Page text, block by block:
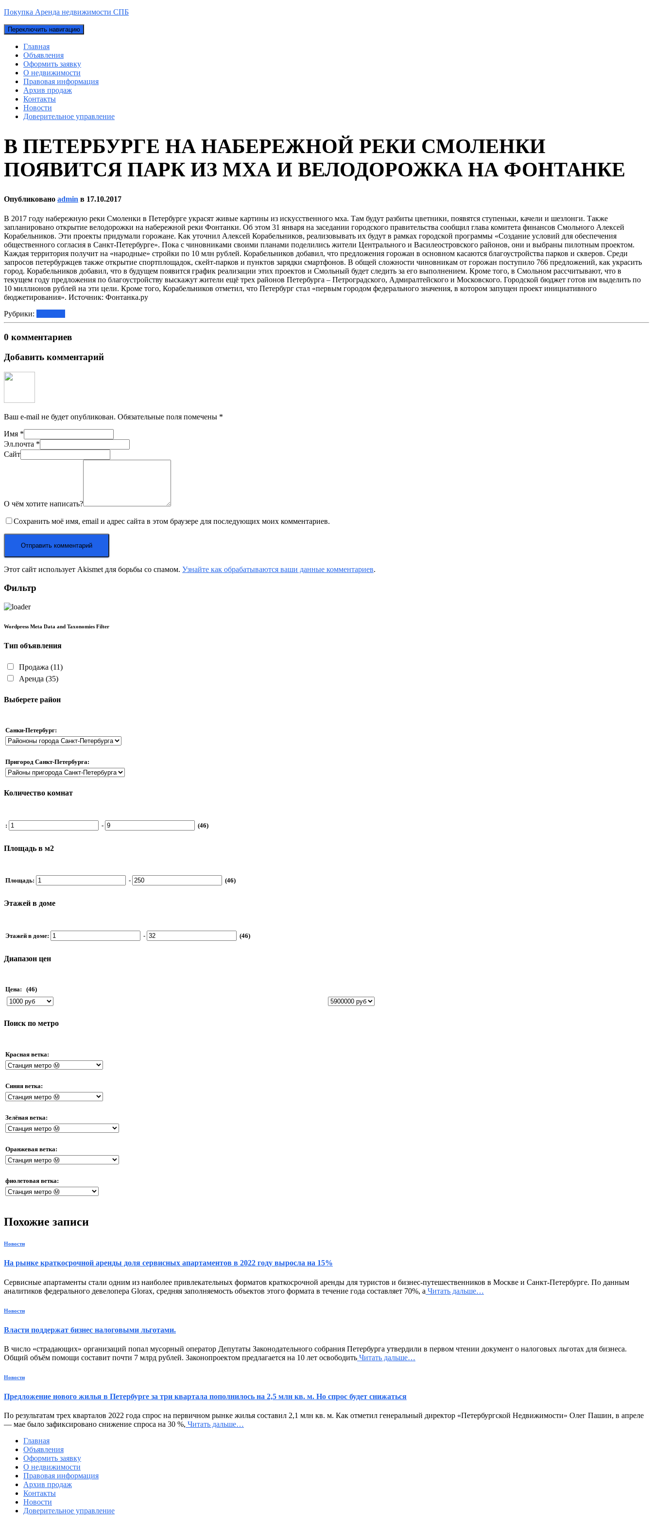
Покупка Аренда недвижимости СПБ
Переключить навигацию
Главная
Объявления
Оформить заявку
О недвижимости
Правовая информация
Архив продаж
Контакты
Новости
Доверительное управление
В ПЕТЕРБУРГЕ НА НАБЕРЕЖНОЙ РЕКИ СМОЛЕНКИ
ПОЯВИТСЯ ПАРК ИЗ МХА И ВЕЛОДОРОЖКА НА ФОНТАНКЕ
Опубликовано admin в 17.10.2017
В 2017 году набережную реки Смоленки в Петербурге украсят живые картины из искусственного мха. Там будут разбиты цветники, появятся ступеньки, качели и шезлонги. Также
запланировано открытие велодорожки на набережной реки Фонтанки. Об этом 31 января на заседании городского правительства сообщил глава комитета финансов Смольного Алексей
Корабельников. Эти проекты придумали горожане. Как уточнил Алексей Корабельников, реализовывать их будут в рамках городской программы «Создание условий для обеспечения
общественного согласия в Санкт-Петербурге». Пока с чиновниками своими планами поделились жители Центрального и Василеостровского районов, они и выбраны пилотным проектом.
Каждая территория получит на «народные» стройки по 10 млн рублей. Корабельников добавил, что предложения горожан в основном касаются благоустройства парков и скверов. Среди
запросов петербуржцев также открытие спортплощадок, скейт-парков и пунктов зарядки смартфонов. В общей сложности чиновникам от горожан поступило 766 предложений, как украсить
город. Корабельников добавил, что в будущем появится график реализации этих проектов и Смольный будет следить за его выполнением. Кроме того, в Смольном рассчитывают, что в
текущем году предложения по благоустройству выскажут жители ещё трех районов Петербурга – Петроградского, Адмиралтейского и Московского. Городской бюджет готов им выделить по
10 миллионов рублей на эти цели. Кроме того, Корабельников отметил, что Петербург стал «первым городом федерального значения, в котором запущен проект инициативного
бюджетирования». Источник: Фонтанка.ру
Рубрики:
0 комментариев
Добавить комментарий
Ваш e-mail не будет опубликован. Обязательные поля помечены *
Имя *
Эл.почта *
Сайт
О чём хотите написать?
Сохранить моё имя, email и адрес сайта в этом браузере для последующих моих комментариев.
Этот сайт использует Akismet для борьбы со спамом. Узнайте как обрабатываются ваши данные комментариев.
Фильтр
Wordpress Meta Data and Taxonomies Filter
Тип объявления
Продажа (11)
Аренда (35)
Выберете район
Санки-Петербург:
Пригород Санкт-Петербурга:
Количество комнат
: - (46)
Площадь в м2
Площадь: - (46)
Этажей в доме
Этажей в доме: - (46)
Диапазон цен
Цена: (46)
Поиск по метро
Красная ветка:
Синяя ветка:
Зелёная ветка:
Оранжевая ветка:
фиолетовая ветка:
Похожие записи
Новости
На рынке краткосрочной аренды доля сервисных апартаментов в 2022 году выросла на 15%
Сервисные апартаменты стали одним из наиболее привлекательных форматов краткосрочной аренды для туристов и бизнес-путешественников в Москве и Санкт-Петербурге. По данным
аналитиков федерального девелопера Glorax, средняя заполняемость объектов этого формата в течение года составляет 70%, а Читать дальше…
Новости
Власти поддержат бизнес налоговыми льготами.
В число «страдающих» организаций попал мусорный оператор Депутаты Законодательного собрания Петербурга утвердили в первом чтении документ о налоговых льготах для бизнеса.
Общий объём помощи составит почти 7 млрд рублей. Законопроектом предлагается на 10 лет освободить Читать дальше…
Новости
Предложение нового жилья в Петербурге за три квартала пополнилось на 2,5 млн кв. м. Но спрос будет снижаться
По результатам трех кварталов 2022 года спрос на первичном рынке жилья составил 2,1 млн кв. м. Как отметил генеральный директор «Петербургской Недвижимости» Олег Пашин, в апреле
— мае было зафиксировано снижение спроса на 30 %, Читать дальше…
Главная
Объявления
Оформить заявку
О недвижимости
Правовая информация
Архив продаж
Контакты
Новости
Доверительное управление